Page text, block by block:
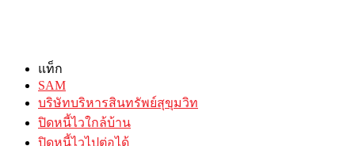
แท็ก
SAM
บริษัทบริหารสินทรัพย์สุขุมวิท
ปิดหนี้ไวใกล้บ้าน
ปิดหนี้ไวไปต่อได้